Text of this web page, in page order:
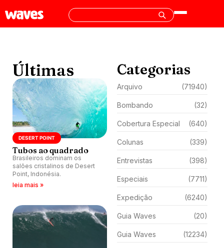
Últimas
DESERT POINT
Tubos ao quadrado
Brasileiros dominam os
salões cristalinos de Desert
Point, Indonésia.
leia mais »
Categorias
Arquivo (71940)
Bombando (32)
Cobertura Especial (640)
Colunas (339)
Entrevistas (398)
Especiais (7711)
Expedição (6240)
Guia Waves (20)
Guia Waves (12234)